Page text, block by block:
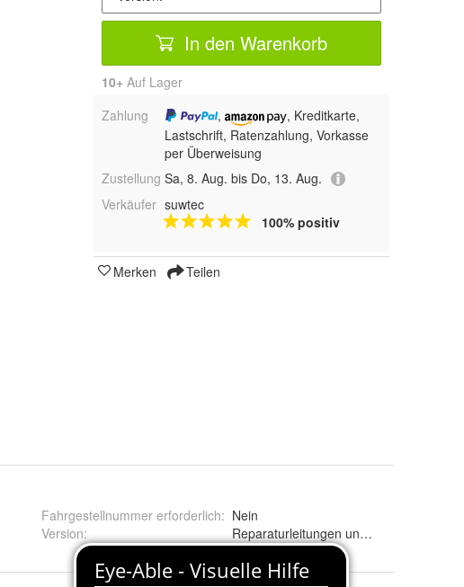
In den Warenkorb
10+ Auf Lager
Zahlung
,
, Kreditkarte,
Lastschrift, Ratenzahlung, Vorkasse
per Überweisung
Zustellung Sa, 8. Aug. bis Do, 13. Aug.
Verkäufer suwtec
100% positiv
Merken Teilen
Fahrgestellnummer erforderlich: Nein
Version: Reparaturleitungen und Beidseitig